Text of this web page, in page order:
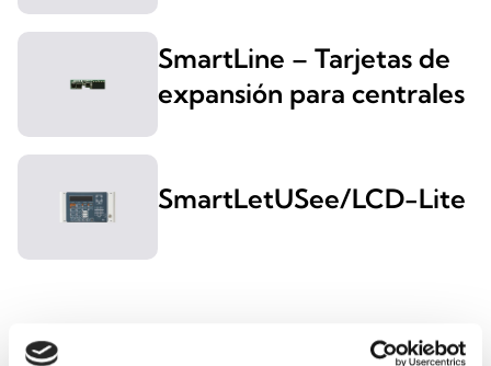
SmartLine – Tarjetas de
expansión para centrales
SmartLetUSee/LCD-Lite
PREVIDIA MICRO